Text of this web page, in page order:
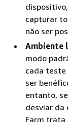
capturar
não ser
Ambiente
modo
cada teste
ser
entanto,
desviar da
Farm